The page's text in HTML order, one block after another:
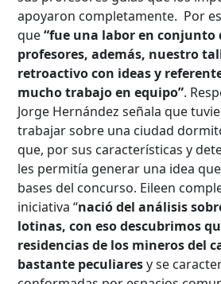
apoyaron completamente. Por
que“fue una labor en conjunto
profesores, además, nuestro
retroactivo con ideas y
mucho trabajo en equipo”.
Jorge Hernández señala que
trabajar sobre una ciudad
que, por sus características y
les permitía generar una idea
bases del concurso. Eileen
iniciativa “nació del análisis
lotinas, con eso descubrimos
residencias de los mineros del
bastante peculiaresy se